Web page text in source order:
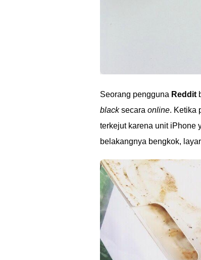
Seorang pengguna Reddit
blacksecara online. Ketika
terkejut karena unit iPhone
belakangnya bengkok,